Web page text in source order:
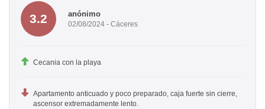
3.2 anónimo
02/08/2024 - Cáceres
Cecania con la playa
Apartamento anticuado y poco preparado, caja fuerte sin cierre,
ascensor extremadamente lento.